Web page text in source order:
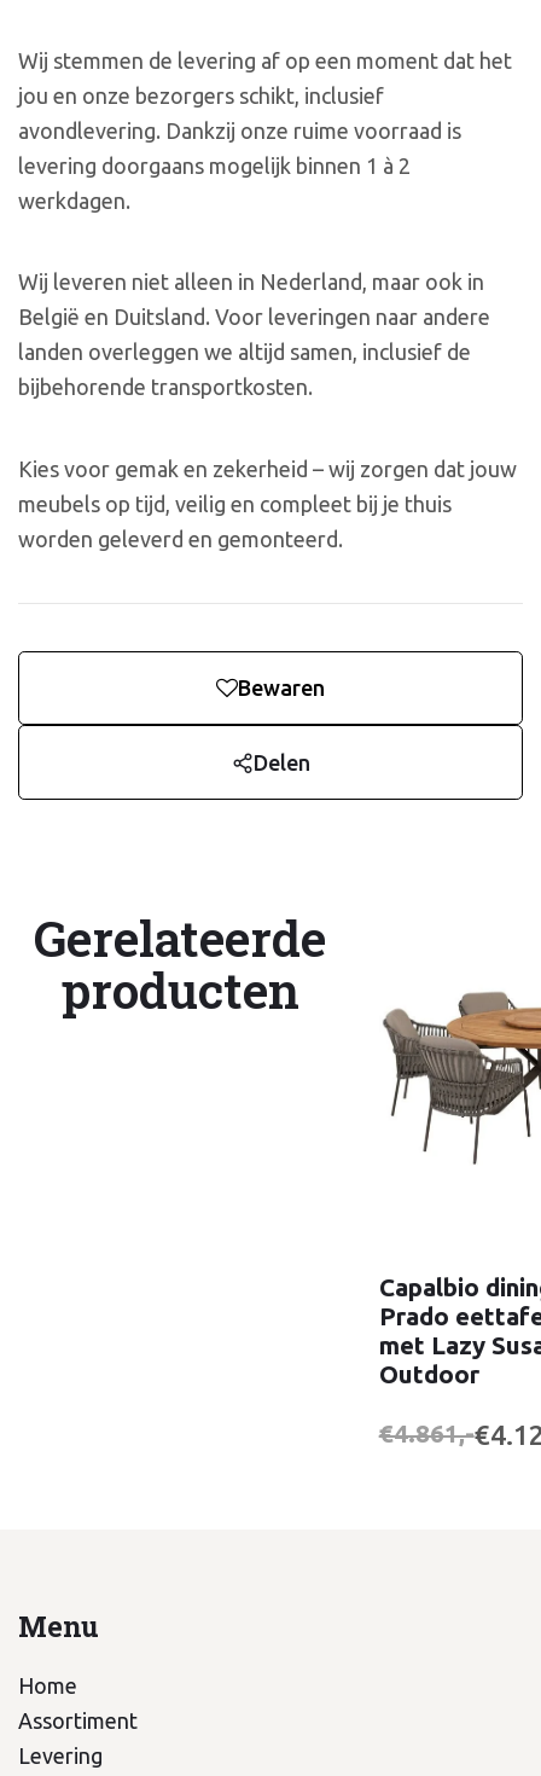
Wij stemmen de levering af op een moment dat het
jou en onze bezorgers schikt, inclusief
avondlevering. Dankzij onze ruime voorraad is
levering doorgaans mogelijk binnen 1 à 2
werkdagen.
Wij leveren niet alleen in Nederland, maar ook in
België en Duitsland. Voor leveringen naar andere
landen overleggen we altijd samen, inclusief de
bijbehorende transportkosten.
Kies voor gemak en zekerheid – wij zorgen dat jouw
meubels op tijd, veilig en compleet bij je thuis
worden geleverd en gemonteerd.
Bewaren
Delen
Gerelateerde
producten
Capalbio
Prado
met Lazy
Outdoor
€4.861,-
Menu
Home
Assortiment
Levering